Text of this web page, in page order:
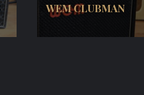
WEM CLUBMAN